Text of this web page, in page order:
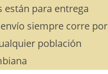
para entrega
siempre corre por
población